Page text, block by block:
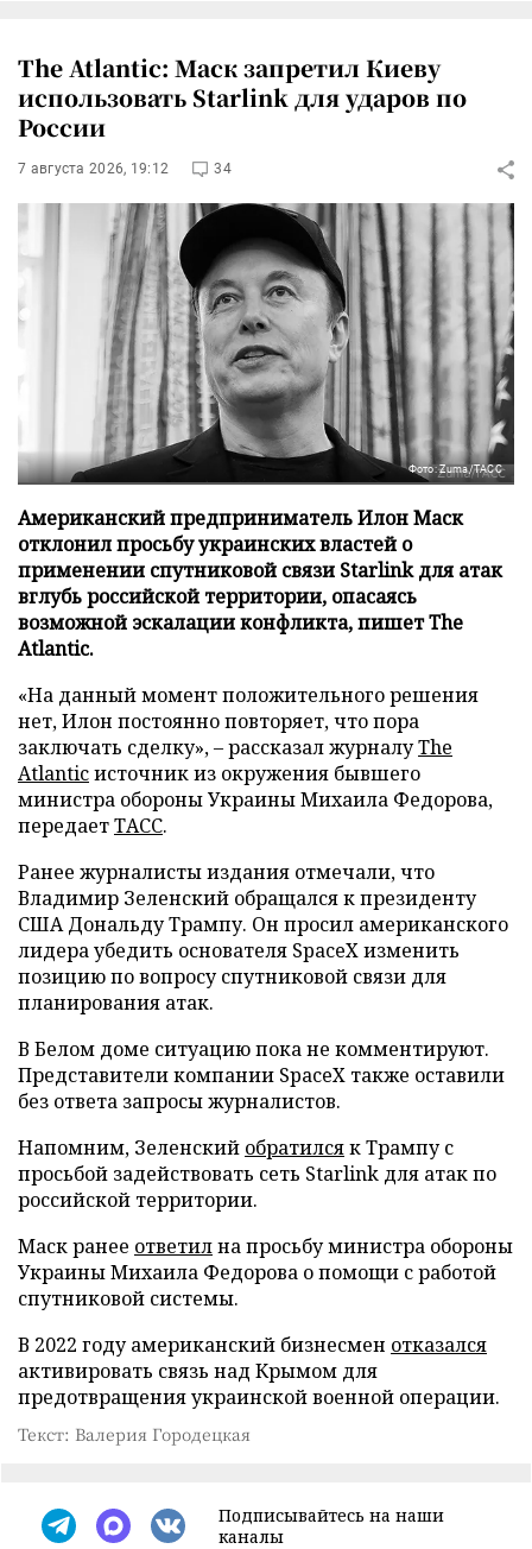
The Atlantic: Маск запретил Киеву
использовать Starlink для ударов по
России
7 августа 2026, 19:12 34
Фото: Zuma/ТАСС
Американский предприниматель Илон Маск
отклонил просьбу украинских властей о
применении спутниковой связи Starlink для атак
вглубь российской территории, опасаясь
возможной эскалации конфликта, пишет The
Atlantic.
«На данный момент положительного решения
нет, Илон постоянно повторяет, что пора
заключать сделку», – рассказал журналуThe
Atlanticисточник из окружения бывшего
министра обороны Украины Михаила Федорова,
передаетТАСС.
Ранее журналисты издания отмечали, что
Владимир Зеленский обращался к президенту
США Дональду Трампу. Он просил американского
лидера убедить основателя SpaceX изменить
позицию по вопросу спутниковой связи для
планирования атак.
В Белом доме ситуацию пока не комментируют.
Представители компании SpaceX также оставили
без ответа запросы журналистов.
Напомним, Зеленский обратилсяк Трампу с
просьбой задействовать сеть Starlink для атак по
российской территории.
Маск ранее ответилна просьбу министра обороны
Украины Михаила Федорова о помощи с работой
спутниковой системы.
В 2022 году американский бизнесмен отказался
активировать связь над Крымом для
предотвращения украинской военной операции.
Текст: Валерия Городецкая
Подписывайтесь на наши
каналы